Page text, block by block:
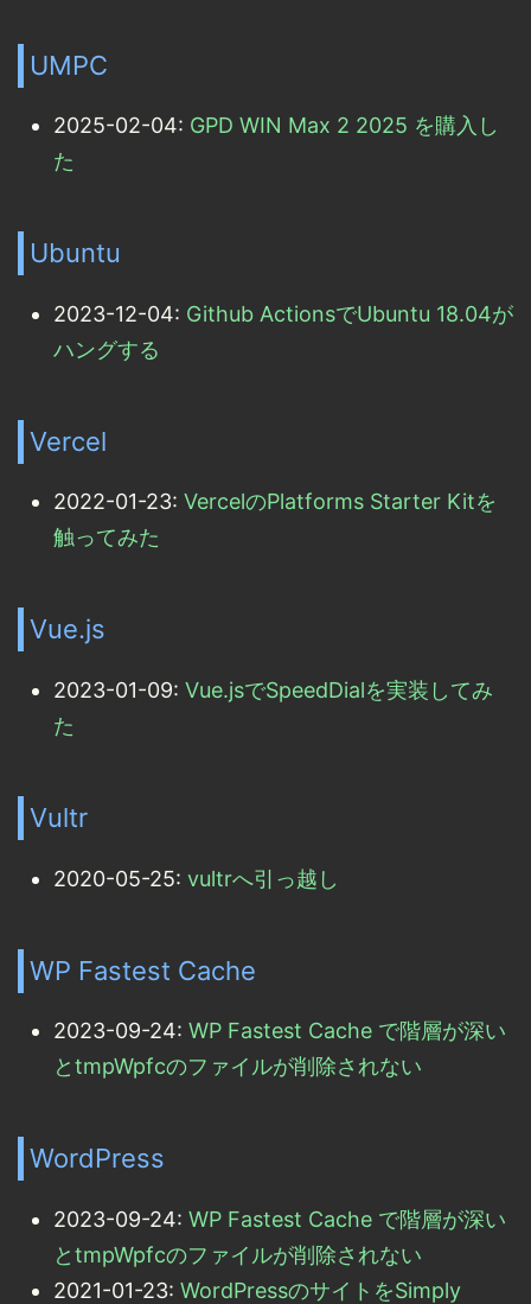
UMPC
2025-02-04: GPD WIN Max 2 2025 を購入し
た
Ubuntu
2023-12-04: Github ActionsでUbuntu 18.04が
ハングする
Vercel
2022-01-23: VercelのPlatforms Starter Kitを
触ってみた
Vue.js
2023-01-09: Vue.jsでSpeedDialを実装してみ
た
Vultr
2020-05-25: vultrへ引っ越し
WP Fastest Cache
2023-09-24: WP Fastest Cache で階層が深い
とtmpWpfcのファイルが削除されない
WordPress
2023-09-24: WP Fastest Cache で階層が深い
とtmpWpfcのファイルが削除されない
2021-01-23: WordPressのサイトをSimply